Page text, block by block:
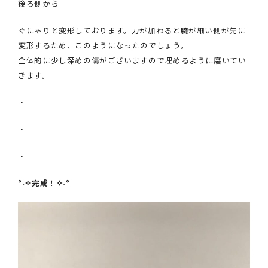
後ろ側から
ぐにゃりと変形しております。力が加わると腕が細い側が先に
変形するため、このようになったのでしょう。
全体的に少し深めの傷がございますので埋めるように磨いてい
きます。
・
・
・
°˖✧完成！✧˖°